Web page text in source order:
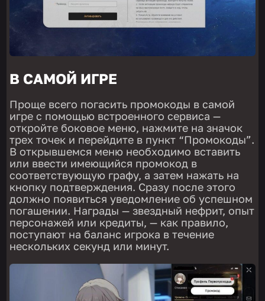
В САМОЙ ИГРЕ
Проще всего погасить промокоды в самой
игре с помощью встроенного сервиса —
откройте боковое меню, нажмите на значок
трех точек и перейдите в пункт “Промокоды”.
В открывшемся меню необходимо вставить
или ввести имеющийся промокод в
соответствующую графу, а затем нажать на
кнопку подтверждения. Сразу после этого
должно появиться уведомление об успешном
погашении. Награды — звездный нефрит, опыт
персонажей или кредиты, — как правило,
поступают на баланс игрока в течение
нескольких секунд или минут.